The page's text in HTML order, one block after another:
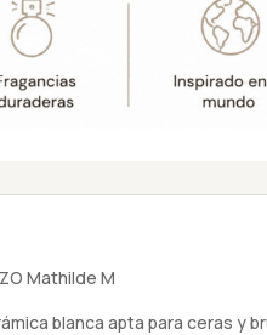
Mathilde M
blanca apta para ceras y